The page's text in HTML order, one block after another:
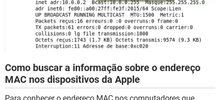
Como buscar a informação sobre o endereço
MAC nos dispositivos da Apple